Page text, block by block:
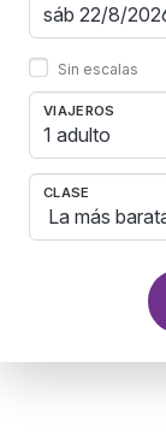
Sin escalas
VIAJEROS
1 adulto
CLASE